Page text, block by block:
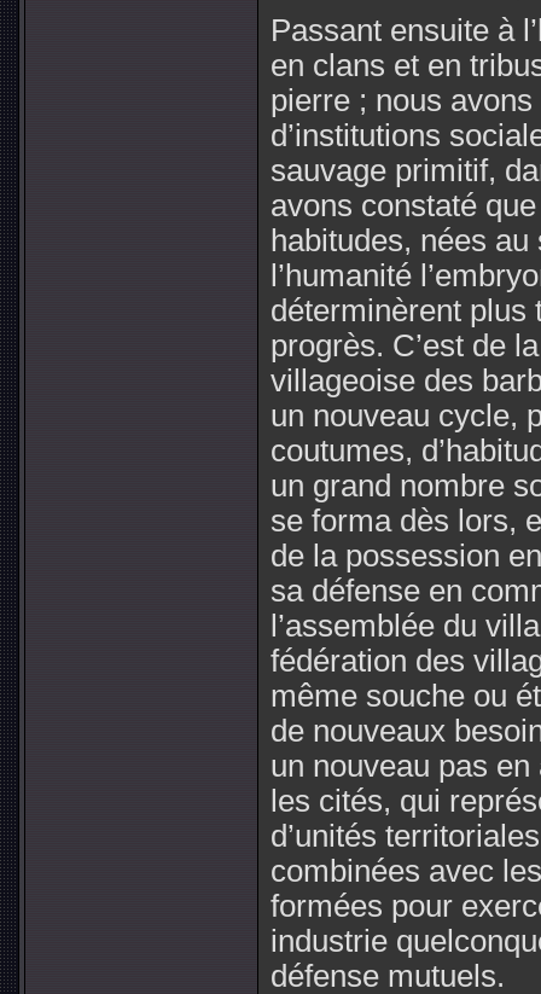
Passant ensuite à
en clans et en
pierre ; nous
d’institutions
sauvage primitif,
avons constaté
habitudes, nées
l’humanité
déterminèrent plus
progrès. C’est de
villageoise des
un nouveau cycle,
coutumes,
un grand nombre
se forma dès lors,
de la possession
sa défense en
l’assemblée du
fédération des
même souche ou
de nouveaux
un nouveau pas
les cités, qui
d’unités
combinées avec
formées pour
industrie
défense mutuels.